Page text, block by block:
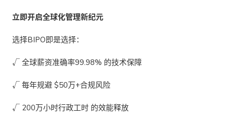
立即开启全球化管理新纪元
选择BIPO即是选择：
√ 全球薪资准确率99.98% 的技术保障
√ 每年规避 $50万+合规风险
√ 200万小时行政工时 的效能释放